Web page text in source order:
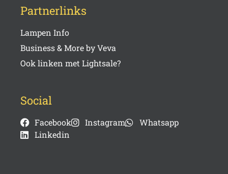
Partnerlinks
Lampen Info
Business & More by Veva
Ook linken met Lightsale?
Social
Facebook Instagram
Whatsapp
Linkedin